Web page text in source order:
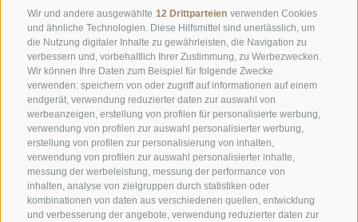
Wir und andere ausgewählte 12 Drittparteien verwenden Cookies
und ähnliche Technologien. Diese Hilfsmittel sind unerlässlich, um
die Nutzung digitaler Inhalte zu gewährleisten, die Navigation zu
verbessern und, vorbehaltlich Ihrer Zustimmung, zu Werbezwecken.
Wir können Ihre Daten zum Beispiel für folgende Zwecke
verwenden: speichern von oder zugriff auf informationen auf einem
endgerät, verwendung reduzierter daten zur auswahl von
werbeanzeigen, erstellung von profilen für personalisierte werbung,
verwendung von profilen zur auswahl personalisierter werbung,
erstellung von profilen zur personalisierung von inhalten,
verwendung von profilen zur auswahl personalisierter inhalte,
messung der werbeleistung, messung der performance von
inhalten, analyse von zielgruppen durch statistiken oder
kombinationen von daten aus verschiedenen quellen, entwicklung
und verbesserung der angebote, verwendung reduzierter daten zur
Samstag, Sonntag und an Feiertagen:12:00 bis 14:00 Uhr & 19:00
bis 21:00 Uhr
ÖFFNUNGSZEITEN GOURMETSTUBE EINHORN
Donnerstag bis Montag:18:45 Uhr bis 19:45 Uhr (letzte
Bestellannahme)
Ruhetag:Dienstag & Mittwoch
Familie Stafler · Mauls Nr. 10 · I-39040 Freienfeld bei
Sterzing
· Tel.:+39 0472 771 136 · info@stafler.com